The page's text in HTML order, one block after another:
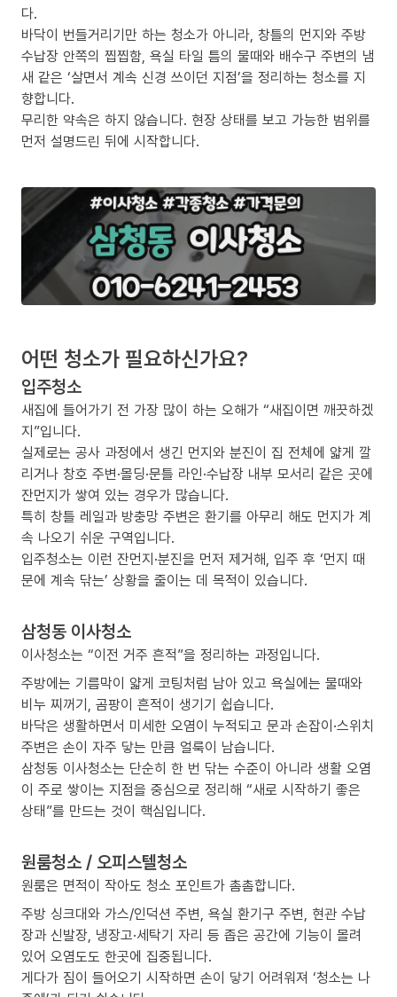
다.
바닥이 번들거리기만 하는 청소가 아니라, 창틀의 먼지와 주방
수납장 안쪽의 찝찝함, 욕실 타일 틈의 물때와 배수구 주변의 냄
새 같은 ‘살면서 계속 신경 쓰이던 지점’을 정리하는 청소를 지
향합니다.
무리한 약속은 하지 않습니다. 현장 상태를 보고 가능한 범위를
먼저 설명드린 뒤에 시작합니다.
어떤 청소가 필요하신가요?
입주청소
새집에 들어가기 전 가장 많이 하는 오해가 “새집이면 깨끗하겠
지”입니다.
실제로는 공사 과정에서 생긴 먼지와 분진이 집 전체에 얇게 깔
리거나 창호 주변·몰딩·문틀 라인·수납장 내부 모서리 같은 곳에
잔먼지가 쌓여 있는 경우가 많습니다.
특히 창틀 레일과 방충망 주변은 환기를 아무리 해도 먼지가 계
속 나오기 쉬운 구역입니다.
입주청소는 이런 잔먼지·분진을 먼저 제거해, 입주 후 ‘먼지 때
문에 계속 닦는’ 상황을 줄이는 데 목적이 있습니다.
삼청동 이사청소
이사청소는 “이전 거주 흔적”을 정리하는 과정입니다.
주방에는 기름막이 얇게 코팅처럼 남아 있고 욕실에는 물때와
비누 찌꺼기, 곰팡이 흔적이 생기기 쉽습니다.
바닥은 생활하면서 미세한 오염이 누적되고 문과 손잡이·스위치
주변은 손이 자주 닿는 만큼 얼룩이 남습니다.
삼청동 이사청소는 단순히 한 번 닦는 수준이 아니라 생활 오염
이 주로 쌓이는 지점을 중심으로 정리해 “새로 시작하기 좋은
상태”를 만드는 것이 핵심입니다.
원룸청소 / 오피스텔청소
원룸은 면적이 작아도 청소 포인트가 촘촘합니다.
주방 싱크대와 가스/인덕션 주변, 욕실 환기구 주변, 현관 수납
장과 신발장, 냉장고·세탁기 자리 등 좁은 공간에 기능이 몰려
있어 오염도도 한곳에 집중됩니다.
게다가 짐이 들어오기 시작하면 손이 닿기 어려워져 ‘청소는 나